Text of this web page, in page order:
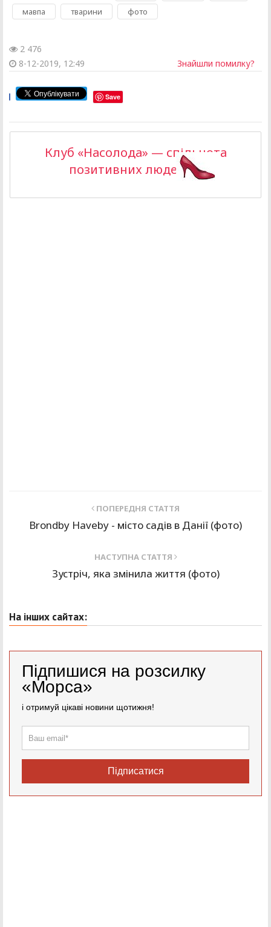
мавпа тварини фото
2 476
8-12-2019, 12:49
Знайшли помилку?
Save
Клуб «Насолода» — спільнота
позитивних людей >>
ПОПЕРЕДНЯ СТАТТЯ
Brondby Haveby - місто садів в Данії (фото)
НАСТУПНА СТАТТЯ
Зустріч, яка змінила життя (фото)
На інших сайтах:
Підпишися на розсилку
«Морса»
і отримуй цікаві новини щотижня!
Підписатися